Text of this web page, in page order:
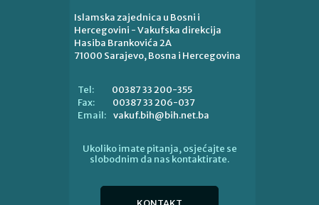
Islamska zajednica u Bosni i
Hercegovini - Vakufska direkcija
Hasiba Brankovića 2A
71000 Sarajevo, Bosna i Hercegovina
Tel:
00387 33 200-355
Fax:
00387 33 206-037
Email: vakuf.bih@bih.net.ba
Ukoliko imate pitanja, osjećajte se
slobodnim da nas kontaktirate.